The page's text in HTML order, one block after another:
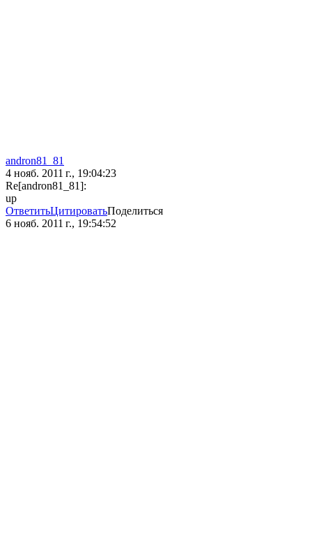
andron81_81
4 нояб. 2011 г., 19:04:23
Re[andron81_81]:
up
ОтветитьЦитироватьПоделиться
6 нояб. 2011 г., 19:54:52